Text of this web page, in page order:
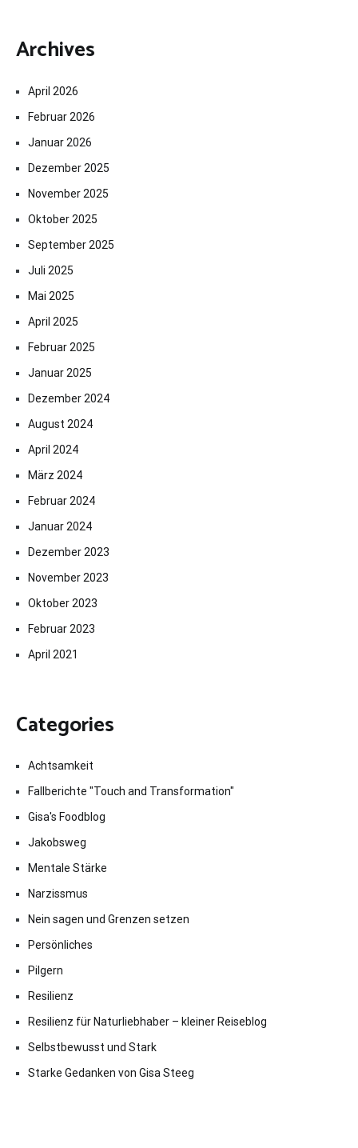
Archives
April 2026
Februar 2026
Januar 2026
Dezember 2025
November 2025
Oktober 2025
September 2025
Juli 2025
Mai 2025
April 2025
Februar 2025
Januar 2025
Dezember 2024
August 2024
April 2024
März 2024
Februar 2024
Januar 2024
Dezember 2023
November 2023
Oktober 2023
Februar 2023
April 2021
Categories
Achtsamkeit
Fallberichte "Touch and Transformation"
Gisa's Foodblog
Jakobsweg
Mentale Stärke
Narzissmus
Nein sagen und Grenzen setzen
Persönliches
Pilgern
Resilienz
Resilienz für Naturliebhaber – kleiner Reiseblog
Selbstbewusst und Stark
Starke Gedanken von Gisa Steeg